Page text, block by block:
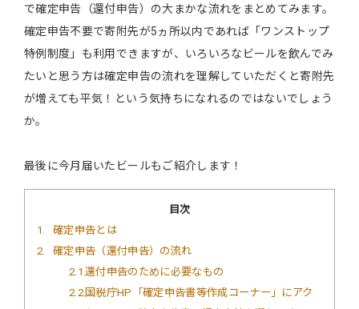
で確定申告（還付申告）の大まかな流れをまとめてみます。
確定申告不要で寄附先が5ヵ所以内であれば「ワンストップ
特例制度」も利用できますが、いろいろなビールを飲んでみ
たいと思う方は確定申告の流れを理解していただくと寄附先
が増えても平気！という気持ちになれるのではないでしょう
か。
最後に今月届いたビールもご紹介します！
目次
1
確定申告とは
2
確定申告（還付申告）の流れ
2.1 還付申告のために必要なもの
2.2国税庁HP「確定申告書等作成コーナー」にアク